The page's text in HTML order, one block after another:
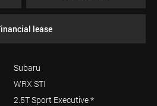
lease
Subaru
WRX STI
2.5T Sport Executive *